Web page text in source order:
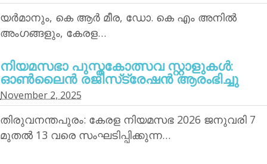
യര്‍മാനും, കെ ആര്‍ മീര, ഡോ. കെ എം അനില്‍
അംഗങ്ങളും, കേരള…
നിയമസഭാ പുസ്തകോത്സവ സ്റ്റാളുകള്‍:
ഓണ്‍ലൈന്‍ രജിസ്‌ട്രേഷന്‍ ആരംഭിച്ചു
November 2, 2025
തിരുവനന്തപുരം: കേരള നിയമസഭ 2026 ജനുവരി 7
മുതല്‍ 13 വരെ സംഘടിപ്പിക്കുന്ന…